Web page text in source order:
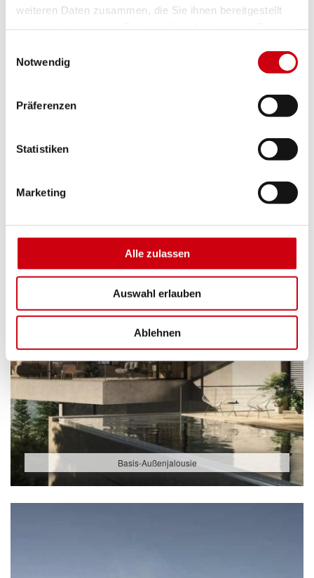
weiteren Daten zusammen, die Sie ihnen bereitgestellt
Notwendig
Präferenzen
Statistiken
Marketing
Alle zulassen
Auswahl erlauben
Ablehnen
Basis-Außenjalousie